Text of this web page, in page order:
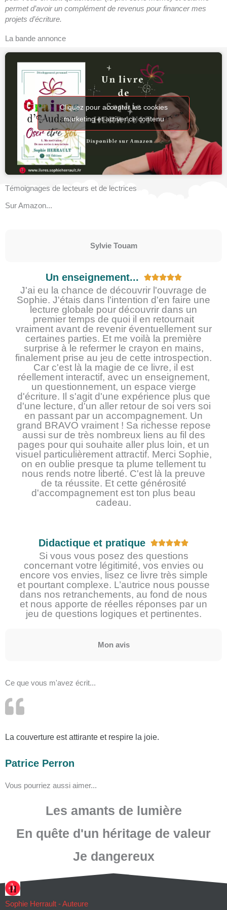
permet d’avoir un complément de revenus pour financer mes
projets d’écriture.
La bande annonce
Cliquez pour accepter les cookies
marketing et activer ce contenu
Témoignages de lecteurs et de lectrices
Sur Amazon...
Sylvie Touam
Un enseignement... N
o
t
é
5
s
u
r
5
J'ai eu la chance de découvrir l'ouvrage de
Sophie. J'étais dans l'intention d'en faire une
lecture globale pour découvrir dans un
premier temps de quoi il en retournait
vraiment avant de revenir éventuellement sur
certaines parties. Et me voilà la première
surprise à le refermer le crayon en mains,
finalement prise au jeu de cette introspection.
Car c'est là la magie de ce livre, il est
réellement interactif, avec un enseignement,
un questionnement, un espace vierge
d'écriture. Il s'agit d'une expérience plus que
d'une lecture, d'un aller retour de soi vers soi
en passant par un accompagnement. Un
grand BRAVO vraiment ! Sa richesse repose
aussi sur de très nombreux liens au fil des
pages pour qui souhaite aller plus loin, et un
visuel particulièrement attractif. Merci Sophie,
on en oublie presque ta plume tellement tu
nous rends notre liberté. C'est là la preuve
de ta réussite. Et cette générosité
d'accompagnement est ton plus beau
cadeau.
Didactique et pratique N
t
é
5
s
u
r
Si vous vous posez des questions
concernant votre légitimité, vos envies ou
encore vos envies, lisez ce livre très simple
et pourtant complexe. L’autrice nous pousse
dans nos retranchements, au fond de nous
et nous apporte de réelles réponses par un
jeu de questions logiques et pertinentes.
Mon avis
Ce que vous m'avez écrit...
La couverture est attirante et respire la joie.
Patrice Perron
Vous pourriez aussi aimer...
Les amants de lumière
En quête d'un héritage de valeur
Je dangereux
Sophie Herrault - Auteure